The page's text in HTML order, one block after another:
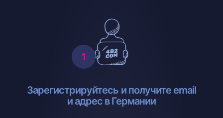
Зарегистрируйтесь и получите email
и адрес в Германии